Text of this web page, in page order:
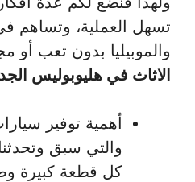
تسهل العملية، وتساهم
والموبيليا بدون تعب أو
الاثاث في هليوبوليس
أهمية توفير
والتي سبق وتحدثنا
كل قطعة كبيرة